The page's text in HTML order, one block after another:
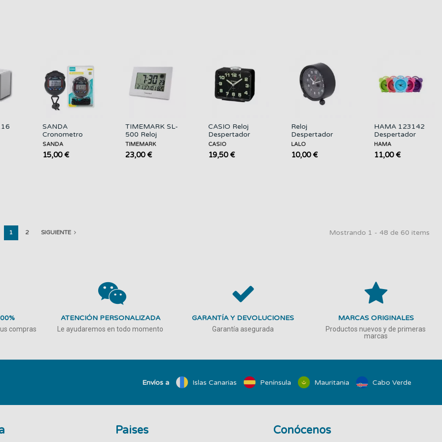
SANDA
Cronometro
SD-
0855/4821/4820
SANDA
15,00 €
TIMEMARK SL-
500 Reloj
Despertador
Digital con
Temperatura,...
TIMEMARK
23,00 €
CASIO Reloj
Despertador
TQ-218-1DF
Negro
CASIO
19,50 €
Reloj
Despertador
con Patas
Blanco/negra
LALO
LALO
10,00 €
HAMA 123142
Despertador
Silicona Surtido
Colores
HAMA
11,00 €
1 2 SIGUIENTE Mostrando 1 - 48 de 60 items
compras
ATENCIÓN PERSONALIZADA
Le ayudaremos en todo momento
GARANTÍA Y DEVOLUCIONES
Garantía asegurada
MARCAS ORIGINALES
Productos nuevos y de primeras
marcas
Envíos a Islas Canarias Península Mauritania Cabo Verde
Paises Conócenos